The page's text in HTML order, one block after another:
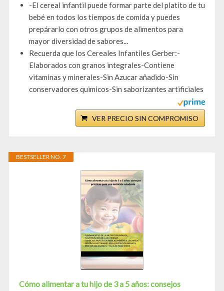
-El cereal infantil puede formar parte del platito de tu
bebé en todos los tiempos de comida y puedes
prepárarlo con otros grupos de alimentos para
mayor diversidad de sabores...
Recuerda que los Cereales Infantiles Gerber:-
Elaborados con granos integrales-Contiene
vitaminas y minerales-Sin Azucar añadido-Sin
conservadores quimicos-Sin saborizantes artificiales
VER PRECIO SIN COMPROMISO
BESTSELLER NO. 7
Cómo alimentar a tu hijo de 3 a 5 años: consejos